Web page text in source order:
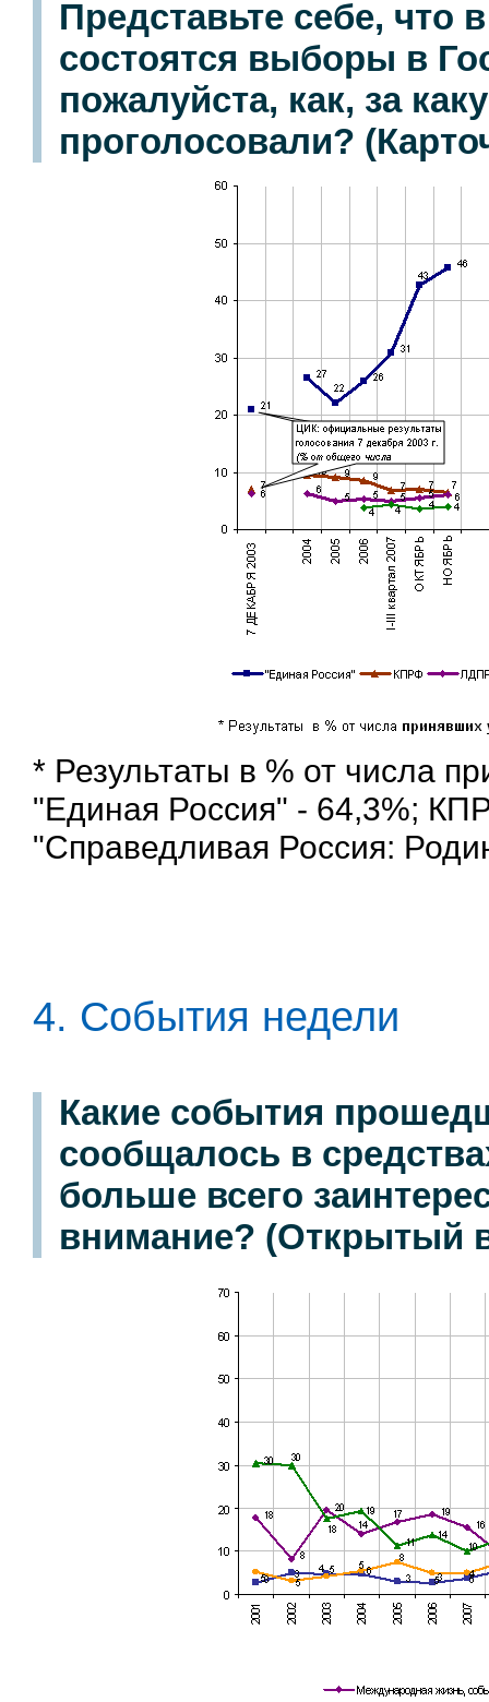
Представьте себе, что
состоятся выборы в
пожалуйста, как, за
проголосовали?
* Результаты в % от числа
"Единая Россия" - 64,3%;
"Справедливая Россия:
4. События недели
Какие события
сообщалось в
больше всего
внимание? (Открытый